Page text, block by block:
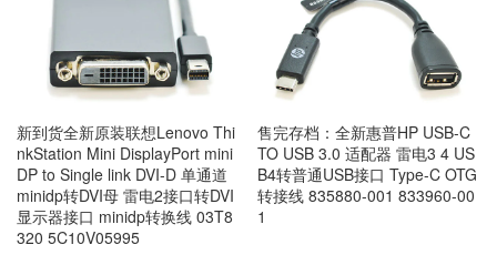
新到货全新原装联想Lenovo Thi
nkStation Mini DisplayPort mini
DP to Single link DVI-D 单通道
minidp转DVI母 雷电2接口转DVI
显示器接口 minidp转换线 03T8
320 5C10V05995
售完存档：全新惠普HP USB-C
TO USB 3.0 适配器 雷电3 4 US
B4转普通USB接口 Type-C OTG
转接线 835880-001 833960-00
1